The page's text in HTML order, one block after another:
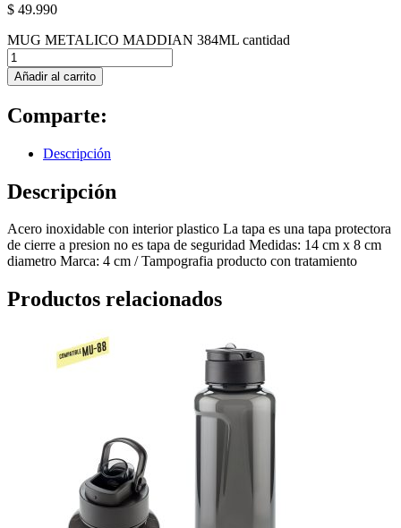
$ 49.990
MUG METALICO MADDIAN 384ML cantidad
Añadir al carrito
Comparte:
Descripción
Descripción
Acero inoxidable con interior plastico La tapa es una tapa protectora
de cierre a presion no es tapa de seguridad Medidas: 14 cm x 8 cm
diametro Marca: 4 cm / Tampografia producto con tratamiento
Productos relacionados